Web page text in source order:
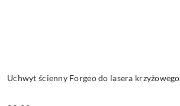
Uchwyt ścienny Forgeo do lasera krzyżowego